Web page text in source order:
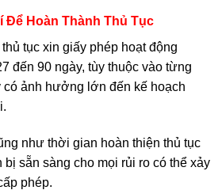
Để Hoàn Thành Thủ Tục
tục xin giấy phép hoạt động
đến 90 ngày, tùy thuộc vào từng
ảnh hưởng lớn đến kế hoạch
như thời gian hoàn thiện thủ tục
sẵn sàng cho mọi rủi ro có thể xảy
phép.